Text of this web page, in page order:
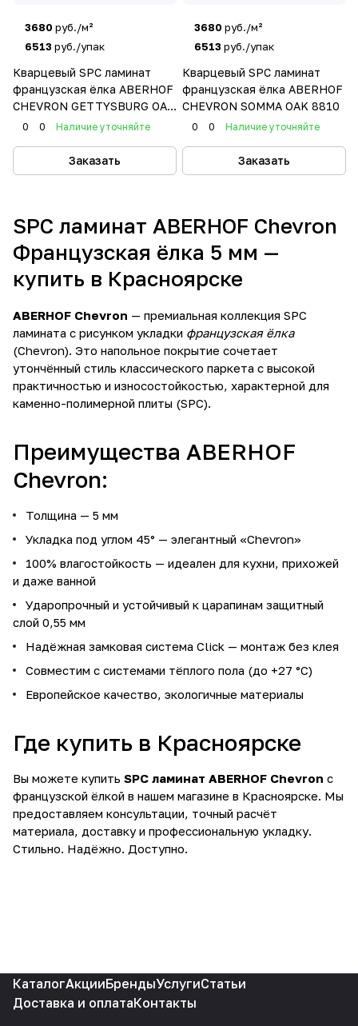
3680 руб./м²
6513 руб./упак
Кварцевый SPC ламинат
французская ёлка ABERHOF
CHEVRON GETTYSBURG OAK
2016
0 0 Наличие уточняйте
Заказать
3680 руб./м²
6513 руб./упак
Кварцевый SPC ламинат
французская ёлка ABERHOF
CHEVRON SOMMA OAK 8810
0 0 Наличие уточняйте
Заказать
SPC ламинат ABERHOF Chevron
Французская ёлка 5 мм —
купить в Красноярске
ABERHOF Chevron — премиальная коллекция SPC
ламината с рисунком укладки французская ёлка
(Chevron). Это напольное покрытие сочетает
утончённый стиль классического паркета с высокой
практичностью и износостойкостью, характерной для
каменно-полимерной плиты (SPC).
Преимущества ABERHOF
Chevron:
Толщина — 5 мм
Укладка под углом 45° — элегантный «Chevron»
100% влагостойкость — идеален для кухни, прихожей
и даже ванной
Ударопрочный и устойчивый к царапинам защитный
слой 0,55 мм
Надёжная замковая система Click — монтаж без клея
Совместим с системами тёплого пола (до +27 °C)
Европейское качество, экологичные материалы
Где купить в Красноярске
Вы можете купить SPC ламинат ABERHOF Chevron с
французской ёлкой в нашем магазине в Красноярске. Мы
предоставляем консультации, точный расчёт
материала, доставку и профессиональную укладку.
Стильно. Надёжно. Доступно.
КаталогАкцииБрендыУслугиСтатьи
Доставка и оплатаКонтакты